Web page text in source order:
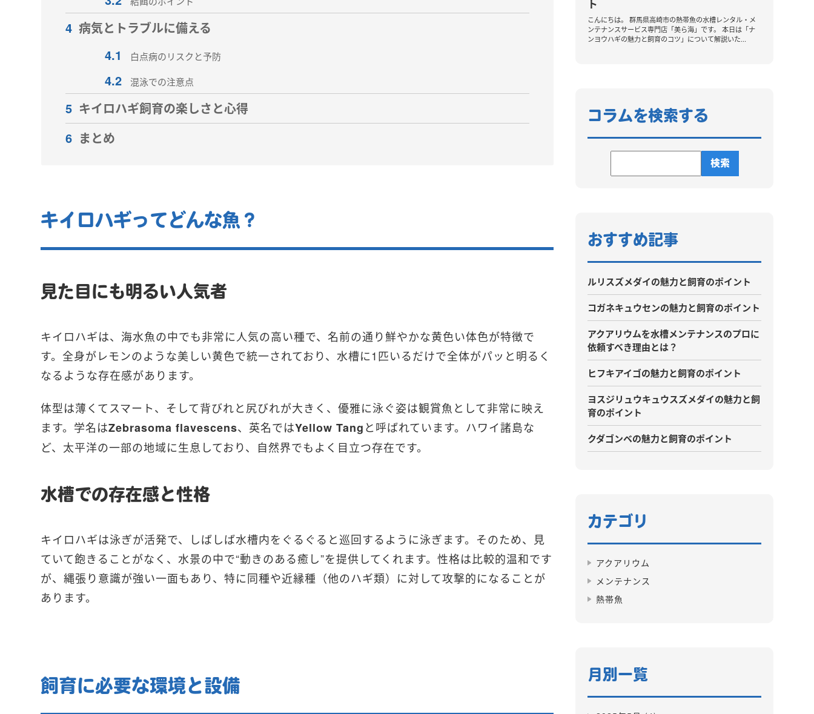
4 病気とトラブルに備える
4.1
白点病のリスクと予防
4.2 混泳での注意点
5 キイロハギ飼育の楽しさと心得
6 まとめ
キイロハギってどんな魚？
見た目にも明るい人気者
キイロハギは、海水魚の中でも非常に人気の高い種で、名前の通り鮮やかな黄色い体色が特徴で
す。全身がレモンのような美しい黄色で統一されており、水槽に1匹いるだけで全体がパッと明るく
なるような存在感があります。
体型は薄くてスマート、そして背びれと尻びれが大きく、優雅に泳ぐ姿は観賞魚として非常に映え
ます。学名はZebrasoma flavescens、英名ではYellow Tangと呼ばれています。ハワイ諸島な
ど、太平洋の一部の地域に生息しており、自然界でもよく目立つ存在です。
水槽での存在感と性格
キイロハギは泳ぎが活発で、しばしば水槽内をぐるぐると巡回するように泳ぎます。そのため、見
ていて飽きることがなく、水景の中で“動きのある癒し”を提供してくれます。性格は比較的温和です
が、縄張り意識が強い一面もあり、特に同種や近縁種（他のハギ類）に対して攻撃的になることが
あります。
飼育に必要な環境と設備
コラムを検索する
おすすめ記事
ルリスズメダイの魅力と飼育のポイント
コガネキュウセンの魅力と飼育のポイント
アクアリウムを水槽メンテナンスのプロに
依頼すべき理由とは？
ヒフキアイゴの魅力と飼育のポイント
ヨスジリュウキュウスズメダイの魅力と飼
育のポイント
クダゴンベの魅力と飼育のポイント
カテゴリ
アクアリウム
メンテナンス
熱帯魚
月別一覧